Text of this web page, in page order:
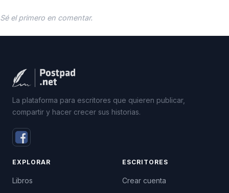
Sé el primero en comentar.
La plataforma para escritores que quieren publicar,
compartir y hacer crecer sus historias.
EXPLORAR
Libros
ESCRITORES
Crear cuenta